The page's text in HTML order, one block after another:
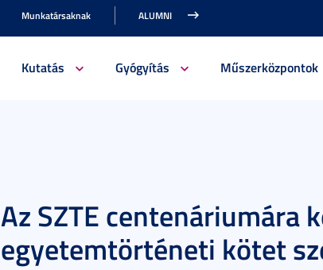
Munkatársaknak ALUMNI
Kutatás Gyógyítás Műszerközpontok
Az SZTE centenáriumára
egyetemtörténeti kötet